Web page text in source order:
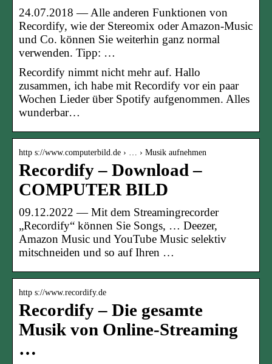
24.07.2018 — Alle anderen Funktionen von
Recordify, wie der Stereomix oder Amazon-Music
und Co. können Sie weiterhin ganz normal
verwenden. Tipp: …
Recordify nimmt nicht mehr auf. Hallo
zusammen, ich habe mit Recordify vor ein paar
Wochen Lieder über Spotify aufgenommen. Alles
wunderbar…
http s://www.computerbild.de › … › Musik aufnehmen
Recordify – Download –
COMPUTER BILD
09.12.2022 — Mit dem Streamingrecorder
„Recordify“ können Sie Songs, … Deezer,
Amazon Music und YouTube Music selektiv
mitschneiden und so auf Ihren …
http s://www.recordify.de
Recordify – Die gesamte
Musik von Online-Streaming
…